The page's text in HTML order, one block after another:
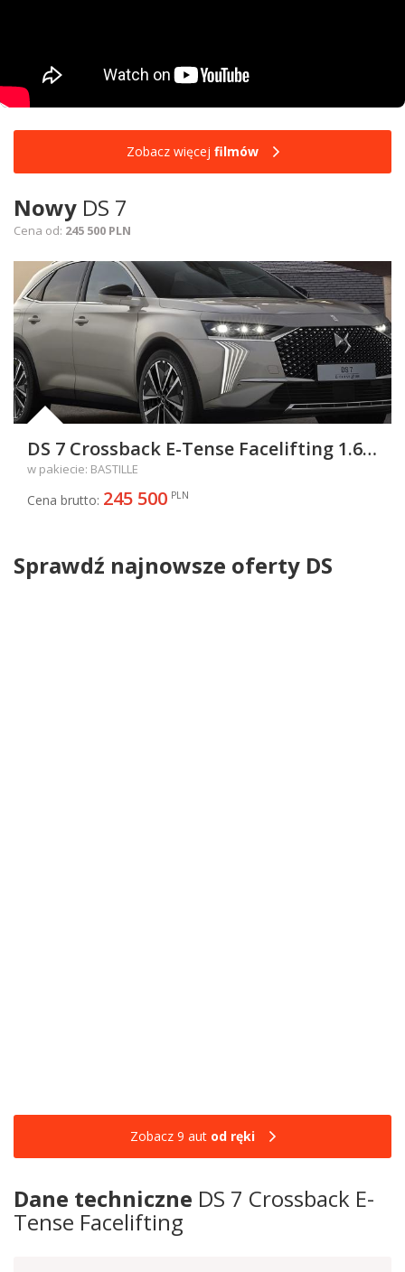
Zobacz więcej filmów
Nowy DS 7
Cena od: 245 500 PLN
DS 7 Crossback E-Tense Facelifting 1.6
PureTech E-TENSE 225KM 165kW od
2022
w pakiecie: BASTILLE
Cena brutto: 245 500 PLN
Sprawdź najnowsze oferty DS
Zobacz 9 aut od ręki
Dane techniczne DS 7 Crossback E-
Tense Facelifting